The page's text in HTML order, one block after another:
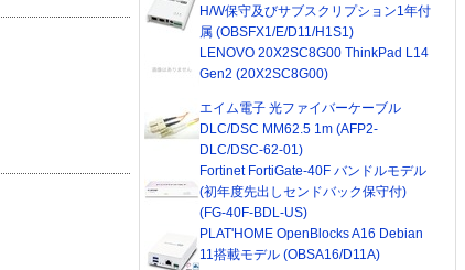
H/W保守及びサブスクリプション1年付
属 (OBSFX1/E/D11/H1S1)
LENOVO 20X2SC8G00 ThinkPad L14
Gen2 (20X2SC8G00)
エイム電子 光ファイバーケーブル
DLC/DSC MM62.5 1m (AFP2-
DLC/DSC-62-01)
Fortinet FortiGate-40F バンドルモデル
(初年度先出しセンドバック保守付)
(FG-40F-BDL-US)
PLAT'HOME OpenBlocks A16 Debian
11搭載モデル (OBSA16/D11A)